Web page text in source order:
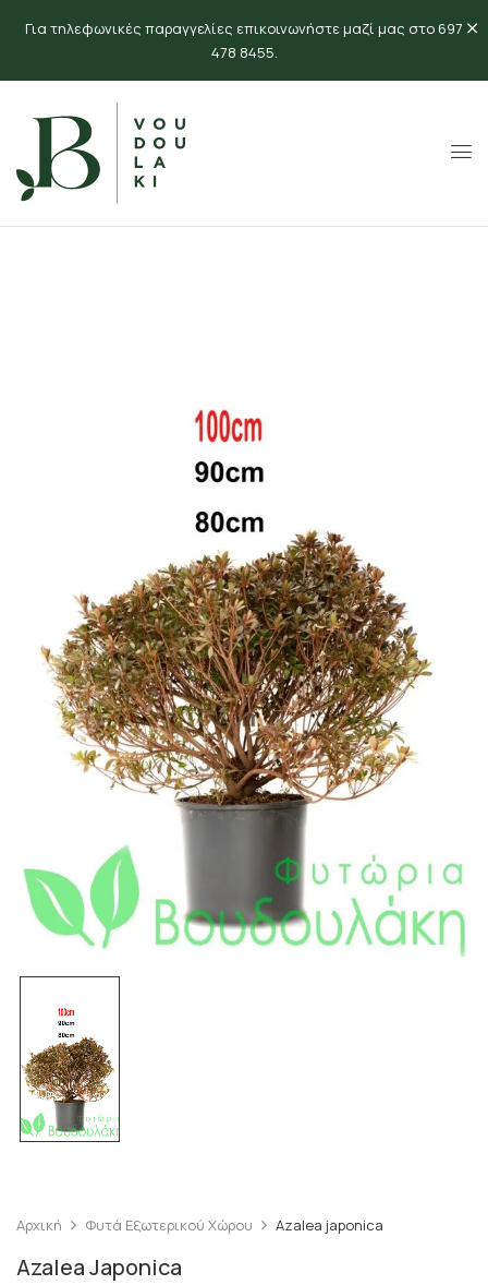
Για τηλεφωνικές παραγγελίες επικοινωνήστε μαζί μας στο 697
478 8455.
Αρχική Φυτά Εξωτερικού Χώρου Azalea japonica
Azalea Japonica